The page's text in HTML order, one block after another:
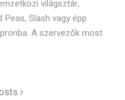
világsztár,
Slash vagy épp
A szervezők most